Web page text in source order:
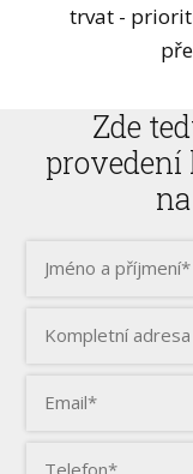
trvat -
Zde